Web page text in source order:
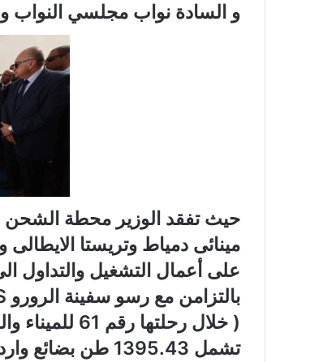
و السادة نواب مجلسي النواب
حيث تفقد الوزير محطة الشحن
مينائى دمياط وتريستا
على أعمال التشغيل والتداول